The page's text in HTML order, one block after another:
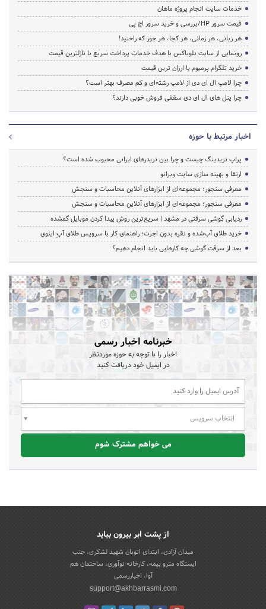
خدمات سایت انجام پروژه ماهان
قیمت سرور HP/بررسی و خرید سرور اچ پی
هر زبانی، هر زمانی، هر کجا، هر جور که راحتید!
رونمایی از سایت بلوباکس با هدف خدمات پرداخت سریع با نازلترین قیمت
خرید تلگرام پرمیوم با ارزان ترین قیمت
چرا لامپ ال ای دی از لامپ رشته‌ای و کم مصرف بهتر است؟
چرا پنل های ال ای دی سقفی فروش خوبی دارند؟
اخبار مرتبط با حوزه
پراپ تریدینگ چیست و چرا بین تریدرهای ایرانی محبوب شده است؟
ارتقا و بهینه سازی سایت وبرانو
معرفی سنجور؛ مجموعه‌ای از ابزارهای آنلاین محاسبات و سنجش
معرفی سنجور؛ مجموعه‌ای از ابزارهای آنلاین محاسبات و سنجش
ردیابی گوشی سرقتی در مشهد | سریع‌ترین روش پیدا کردن موبایل گمشده
خرید طلای آب‌شده و نقره بدون اجرت؛ راهنمای کار با سرویس طلای آپِ اینوی
بعد از سرقت گوشی چه کارهایی باید انجام دهیم؟
خبرنامه اخبار رسمی
اخبار را با توجه به حوزه موردنظر
در ایمیل خود دریافت کنید
انتخاب سرویس
می خواهم مشترک شوم
از پشت ابر بیرون بیاید
میدان آزادی، ابتدای اتوبان شهید لشکری، جنب
ایستگاه مترو بیمه، کارخانه نوآوری، ساختمان هم
آوا، اخباررسمی
support@akhbarrasmi.com